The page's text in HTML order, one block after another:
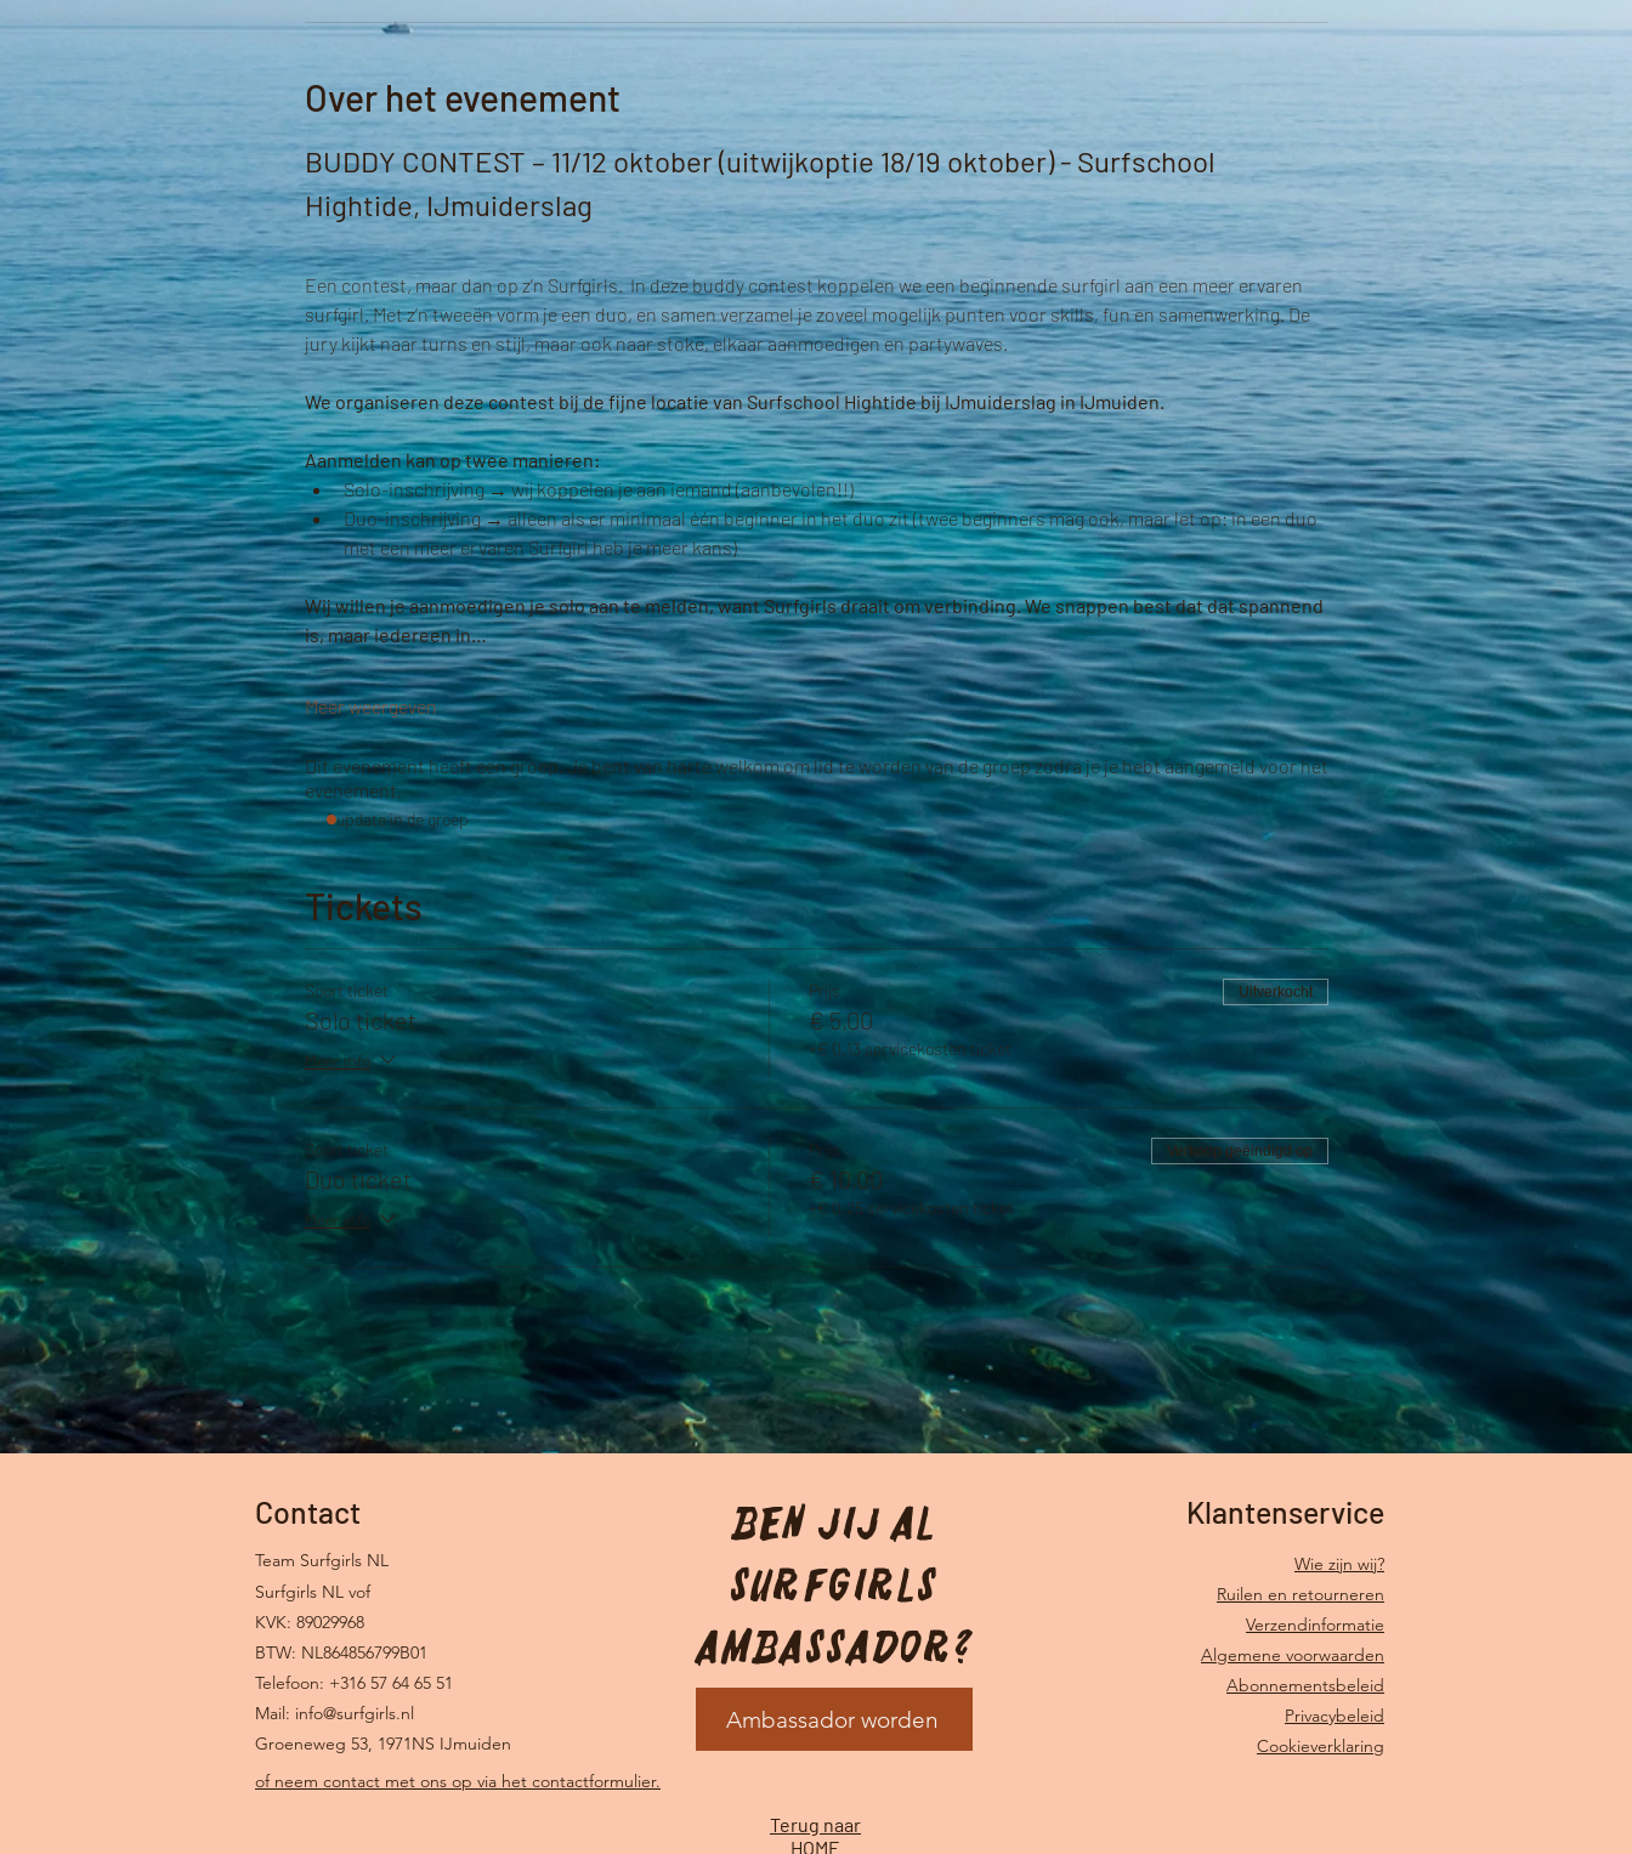
Over het evenement
BUDDY CONTEST – 11/12 oktober (uitwijkoptie 18/19 oktober) - Surfschool
Hightide, IJmuiderslag
Een contest, maar dan op z’n Surfgirls.  In deze buddy contest koppelen we een beginnende surfgirl aan een meer ervaren
surfgirl. Met z’n tweeën vorm je een duo, en samen verzamel je zoveel mogelijk punten voor skills, fun en samenwerking. De
jury kijkt naar turns en stijl, maar ook naar stoke, elkaar aanmoedigen en partywaves.
We organiseren deze contest bij de fijne locatie van Surfschool Hightide bij IJmuiderslag in IJmuiden.
Aanmelden kan op twee manieren:
Solo-inschrijving → wij koppelen je aan iemand (aanbevolen!!)
Duo-inschrijving → alleen als er minimaal één beginner in het duo zit (twee beginners mag ook, maar let op: in een duo
met een meer ervaren Surfgirl heb je meer kans)
Wij willen je aanmoedigen je solo aan te melden, want Surfgirls draait om verbinding. We snappen best dat dat spannend
is, maar iedereen in…
Meer weergeven
Dit evenement heeft een groep. Je bent van harte welkom om lid te worden van de groep zodra je je hebt aangemeld voor het
evenement.
1 update in de groep
Tickets
Soort ticket
Solo ticket
Meer info
Prijs
€ 5,00
+€ 0,13 servicekosten ticket
Uitverkocht
Soort ticket
Duo ticket
Meer info
Prijs
€ 10,00
+€ 0,25 servicekosten ticket
Verkoop geëindigd op
Contact
Team Surfgirls NL
Surfgirls NL vof
KVK: 89029968
BTW: NL864856799B01
Telefoon: +316 57 64 65 51
Mail: info@surfgirls.nl
Groeneweg 53, 1971NS IJmuiden
of neem contact met ons op via het contactformulier.
Klantenservice
Wie zijn wij?
Ruilen en retourneren
Verzendinformatie
Algemene voorwaarden
Abonnementsbeleid
Privacybeleid
Cookieverklaring
Ben jij Al
Surfgirls
Ambassador?
Ambassador worden
Terug naar
HOME